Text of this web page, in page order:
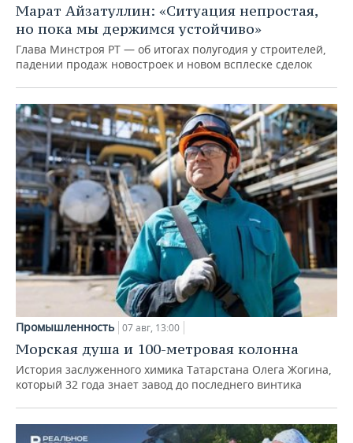
Марат Айзатуллин: «Ситуация непростая,
но пока мы держимся устойчиво»
Глава Минстроя РТ — об итогах полугодия у строителей,
падении продаж новостроек и новом всплеске сделок
Промышленность 07 авг, 13:00
Морская душа и 100-метровая колонна
История заслуженного химика Татарстана Олега Жогина,
который 32 года знает завод до последнего винтика